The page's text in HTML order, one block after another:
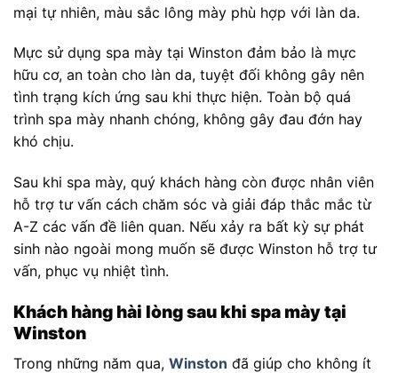
mại tự nhiên, màu sắc lông mày phù hợp với làn da.
Mực sử dụng spa mày tại Winston đảm bảo là mực
hữu cơ, an toàn cho làn da, tuyệt đối không gây nên
tình trạng kích ứng sau khi thực hiện. Toàn bộ quá
trình spa mày nhanh chóng, không gây đau đớn hay
khó chịu.
Sau khi spa mày, quý khách hàng còn được nhân viên
hỗ trợ tư vấn cách chăm sóc và giải đáp thắc mắc từ
A-Z các vấn đề liên quan. Nếu xảy ra bất kỳ sự phát
sinh nào ngoài mong muốn sẽ được Winston hỗ trợ tư
vấn, phục vụ nhiệt tình.
Khách hàng hài lòng sau khi spa mày tại
Winston
Trong những năm qua, Winston đã giúp cho không ít